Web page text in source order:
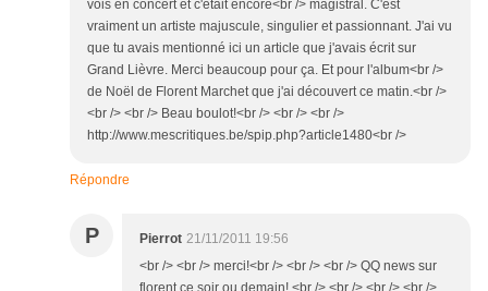
vois en concert et c'était encore<br /> magistral. C'est
vraiment un artiste majuscule, singulier et passionnant. J'ai vu
que tu avais mentionné ici un article que j'avais écrit sur
Grand Lièvre. Merci beaucoup pour ça. Et pour l'album<br />
de Noël de Florent Marchet que j'ai découvert ce matin.<br />
<br /> <br /> Beau boulot!<br /> <br /> <br />
http://www.mescritiques.be/spip.php?article1480<br />
Répondre
P Pierrot 21/11/2011 19:56
<br /> <br /> merci!<br /> <br /> <br /> QQ news sur
florent ce soir ou demain! <br /> <br /> <br /> <br />